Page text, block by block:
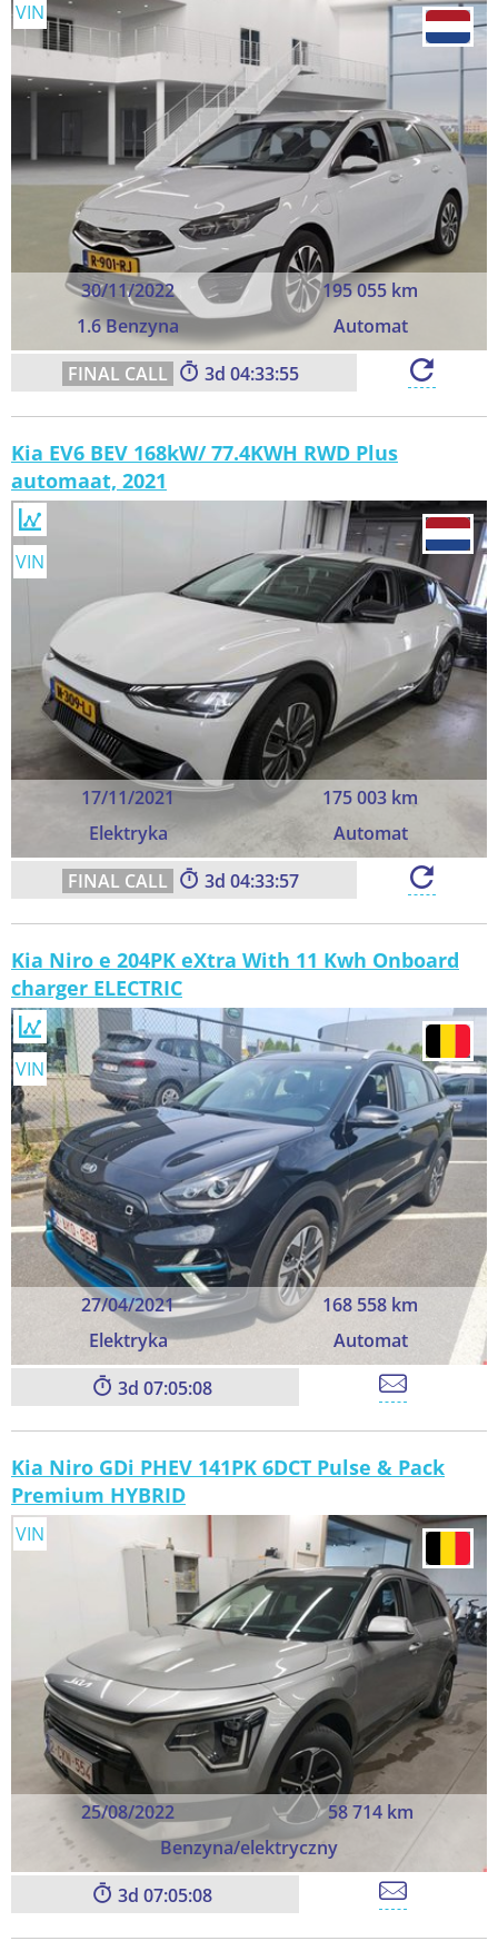
30/11/2022
195 055 km
1.6 Benzyna
Automat
VIN
3 04:33:53
Kia EV6 BEV 168kW/ 77.4KWH RWD Plus
automaat, 2021
17/11/2021
175 003 km
Elektryka
Automat
VIN
3 04:33:55
Kia Niro e 204PK eXtra With 11 Kwh Onboard
charger ELECTRIC
27/04/2021
168 558 km
Elektryka
Automat
VIN
3 07:05:06
Kia Niro GDi PHEV 141PK 6DCT Pulse & Pack
Premium HYBRID
25/08/2022
58 714 km
Benzyna/elektryczny
VIN
3 07:05:06